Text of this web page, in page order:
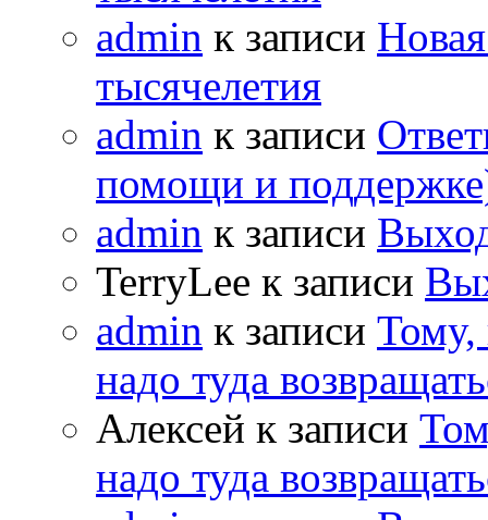
admin к записи
тысячелетия
admin к записи
помощи и
admin к записи
TerryLee к записи
admin к записи Тому,
надо туда
Алексей к записи
надо туда